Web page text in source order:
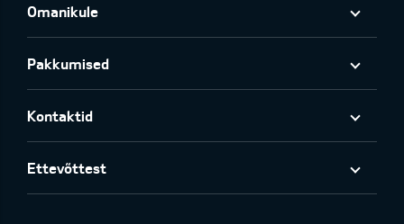
Omanikule
Pakkumised
Kontaktid
Ettevõttest